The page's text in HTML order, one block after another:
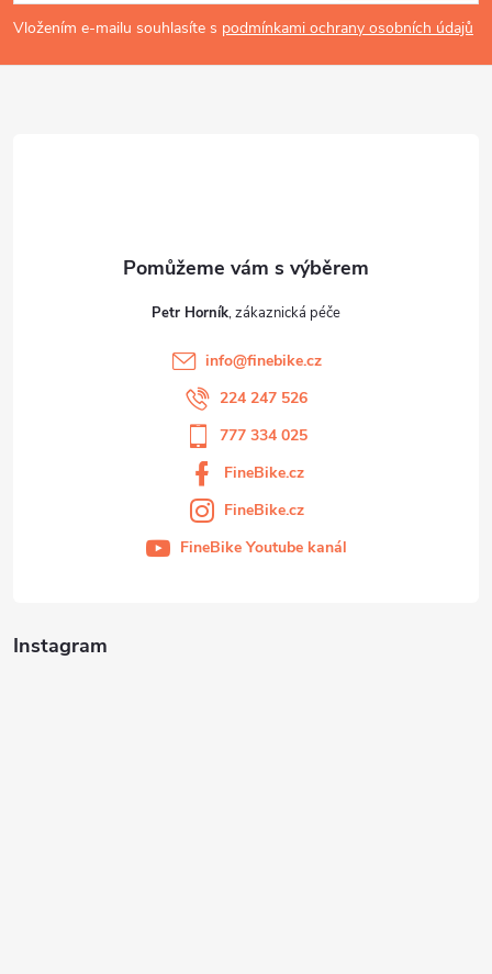
pVložením e-mailu souhlasíte s podmínkami ochrany osobních údajů
Instagram
Petr Horník
info@finebike.cz
224 247 526
777 334 025
FineBike.cz
FineBike.cz
FineBike Youtube kanál